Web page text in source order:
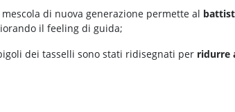
mescola di nuova generazione permette al
il feeling di guida;
dei tasselli sono stati ridisegnati per ridurre